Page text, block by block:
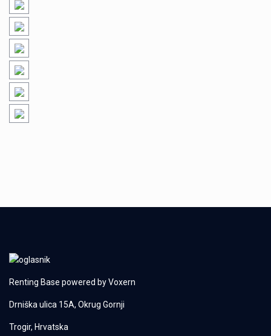
Renting Base powered byVoxern
Drniška ulica 15A, Okrug Gornji
Trogir, Hrvatska